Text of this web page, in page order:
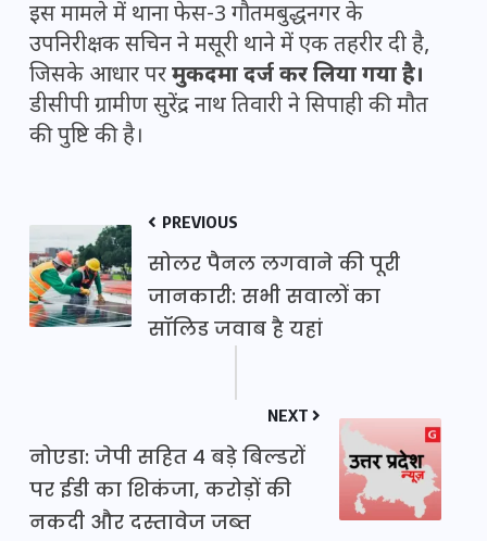
इस मामले में थाना फेस-3 गौतमबुद्धनगर के
उपनिरीक्षक सचिन ने मसूरी थाने में एक तहरीर दी है,
जिसके आधार परमुकदमा दर्ज कर लिया गया है।
डीसीपी ग्रामीण सुरेंद्र नाथ तिवारी ने सिपाही की मौत
की पुष्टि की है।
PREVIOUS
सोलर पैनल लगवाने की पूरी
जानकारी: सभी सवालों का
सॉलिड जवाब है यहां
NEXT
नोएडा: जेपी सहित 4 बड़े बिल्डरों
पर ईडी का शिकंजा, करोड़ों की
नकदी और दस्तावेज जब्त